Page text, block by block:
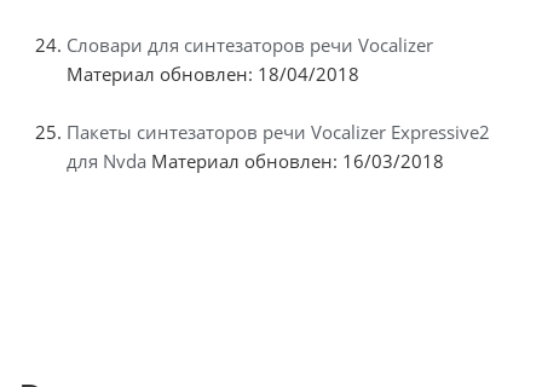
Словари для синтезаторов речи Vocalizer
Материал обновлен: 18/04/2018
Пакеты синтезаторов речи Vocalizer Expressive2
для Nvda Материал обновлен: 16/03/2018